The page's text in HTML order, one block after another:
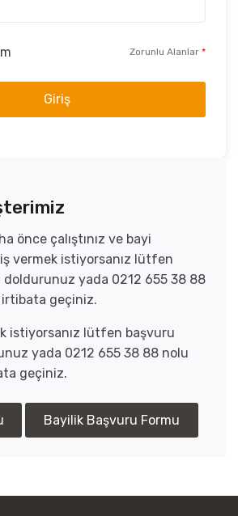
Zorunlu Alanlar *
Giriş
önce çalıştınız ve bayi
vermek istiyorsanız lütfen
yada 0212 655 38 88
geçiniz.
istiyorsanız lütfen başvuru
yada 0212 655 38 88 nolu
geçiniz.
Bayilik Başvuru Formu